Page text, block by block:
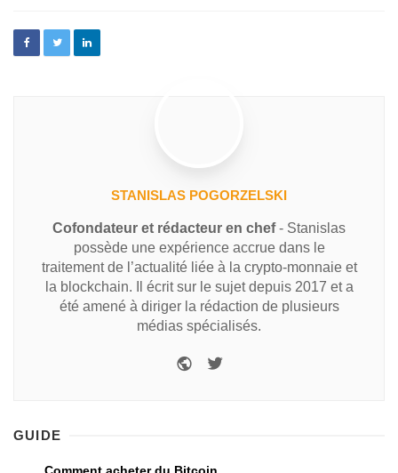
STANISLAS POGORZELSKI
Cofondateur et rédacteur en chef- Stanislas
possède une expérience accrue dans le
traitement de l’actualité liée à la crypto-monnaie et
la blockchain. Il écrit sur le sujet depuis 2017 et a
été amené à diriger la rédaction de plusieurs
médias spécialisés.
GUIDE